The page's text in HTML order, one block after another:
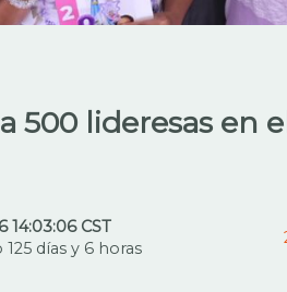
500 lideresas en
14:03:06 CST
días y 6 horas